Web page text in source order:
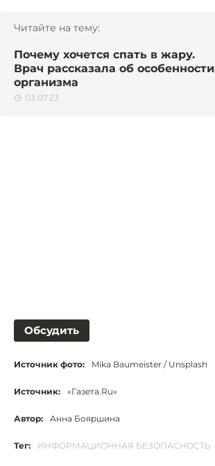
Читайте на тему:
Почему хочется спать в жару.
Врач рассказала об особенности
организма
03.07.23
Обсудить
Источник фото: Mika Baumeister / Unsplash
Источник: «Газета.Ru»
Автор: Анна Бояршина
Тег: ИНФОРМАЦИОННАЯ БЕЗОПАСНОСТЬ